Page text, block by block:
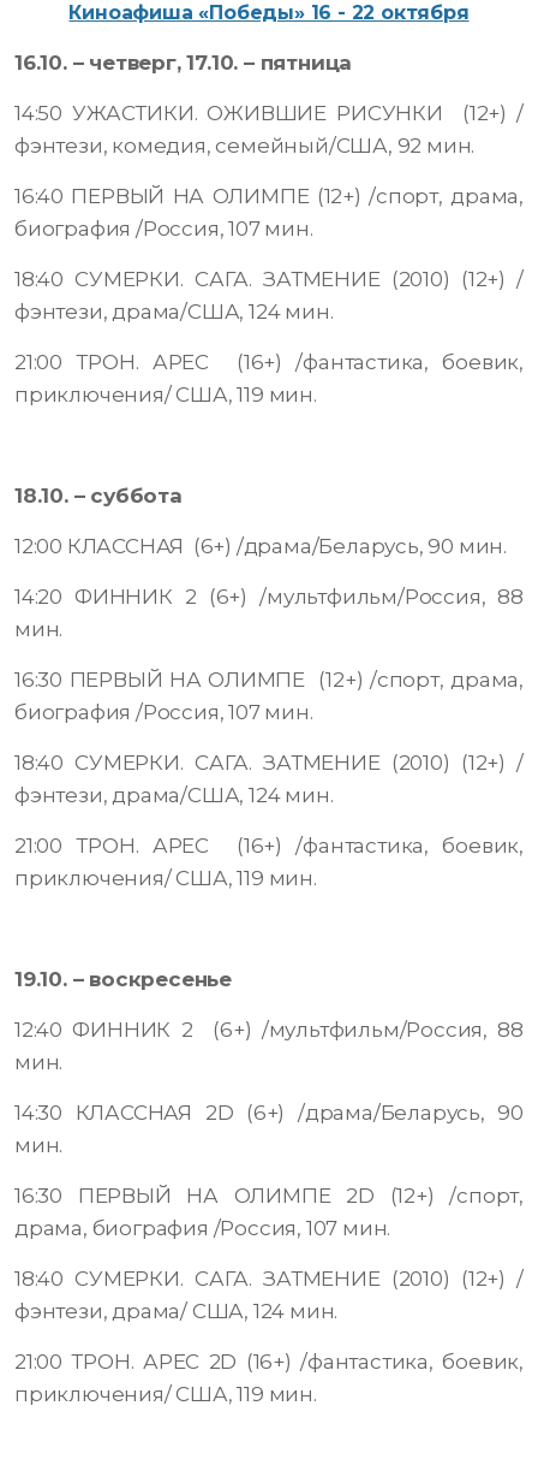
Киноафиша «Победы» 16 - 22 октября
16.10. – четверг, 17.10. – пятница
14:50 УЖАСТИКИ. ОЖИВШИЕ РИСУНКИ (12+) /
фэнтези, комедия, семейный/США, 92 мин.
16:40 ПЕРВЫЙ НА ОЛИМПЕ (12+) /спорт, драма,
биография /Россия, 107 мин.
18:40 СУМЕРКИ. САГА. ЗАТМЕНИЕ (2010) (12+) /
фэнтези, драма/США, 124 мин.
21:00 ТРОН. АРЕС (16+) /фантастика, боевик,
приключения/ США, 119 мин.
18.10. – суббота
12:00 КЛАССНАЯ (6+) /драма/Беларусь, 90 мин.
14:20 ФИННИК 2 (6+) /мультфильм/Россия, 88
мин.
16:30 ПЕРВЫЙ НА ОЛИМПЕ (12+) /спорт, драма,
биография /Россия, 107 мин.
18:40 СУМЕРКИ. САГА. ЗАТМЕНИЕ (2010) (12+) /
фэнтези, драма/США, 124 мин.
21:00 ТРОН. АРЕС (16+) /фантастика, боевик,
приключения/ США, 119 мин.
19.10. – воскресенье
12:40 ФИННИК 2 (6+) /мультфильм/Россия, 88
мин.
14:30 КЛАССНАЯ 2D (6+) /драма/Беларусь, 90
мин.
16:30 ПЕРВЫЙ НА ОЛИМПЕ 2D (12+) /спорт,
драма, биография /Россия, 107 мин.
18:40 СУМЕРКИ. САГА. ЗАТМЕНИЕ (2010) (12+) /
фэнтези, драма/ США, 124 мин.
21:00 ТРОН. АРЕС 2D (16+) /фантастика, боевик,
приключения/ США, 119 мин.